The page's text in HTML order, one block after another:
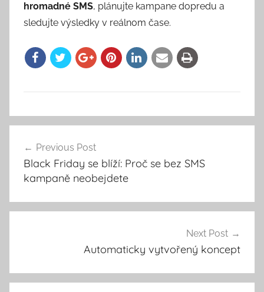
hromadné SMS, plánujte kampane dopredu a
sledujte výsledky v reálnom čase.
Navigácia
Previous Post
Black Friday se blíží: Proč se bez SMS
kampaně neobejdete
Next Post
Automaticky vytvořený koncept